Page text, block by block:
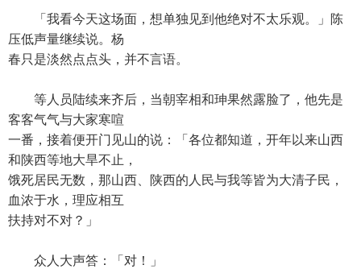
「我看今天这场面，想单独见到他绝对不太乐观。」陈
压低声量继续说。杨
春只是淡然点点头，并不言语。
等人员陆续来齐后，当朝宰相和珅果然露脸了，他先是
客客气气与大家寒喧
一番，接着便开门见山的说：「各位都知道，开年以来山西
和陕西等地大旱不止，
饿死居民无数，那山西、陕西的人民与我等皆为大清子民，
血浓于水，理应相互
扶持对不对？」
众人大声答：「对！」